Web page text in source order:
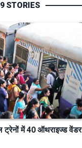
STORIES
ट्रेनों में 40 ऑथराइज्ड वेंडर